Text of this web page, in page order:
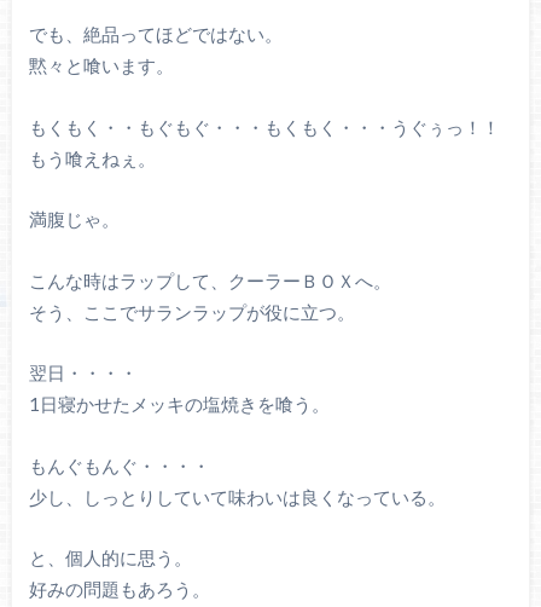
でも、絶品ってほどではない。
黙々と喰います。
もくもく・・もぐもぐ・・・もくもく・・・うぐぅっ！！
もう喰えねぇ。
満腹じゃ。
こんな時はラップして、クーラーＢＯＸへ。
そう、ここでサランラップが役に立つ。
翌日・・・・
1日寝かせたメッキの塩焼きを喰う。
もんぐもんぐ・・・・
少し、しっとりしていて味わいは良くなっている。
と、個人的に思う。
好みの問題もあろう。